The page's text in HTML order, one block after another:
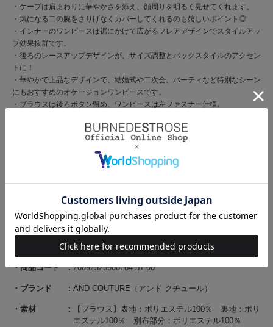
商品コード 20092525900764 51 00
ブランド AND COUTURE（アンド クチュール）
素材
【ブラウス】表地：ポリエステル100％ 裏地：ポリ
エステル100％ 別布部分：ポリエステル100％
・ケープは肩まわりに華やかさを添え、顔周りを明るく見せてくれます。
・気になる二の腕をさりげなくカバーしてくれるのも嬉しいポイント◎
・インナーのワンピースは裾にかけて広がるフレアデザインでスタイルアッ
プ効果抜群です。
・後ろのレースアップデザインが、サイズ調整とバックスタイルのアクセン
トに！
・華やかで上品なデザインで、結婚式や二次会、パーティなど特別なシーン
にもおすすめのオケージョンワンピースです。
・ブラウスは後ろボタン留め、ワンピースは左ファスナー仕様。
・ブラウス部分の繊細なチュールレースはふんわりとした上品な印象に♪
・ワンピース部分はほどよくとろみのある生地感でナローな雰囲気に仕上げ
【Care】
ドライクリーニング